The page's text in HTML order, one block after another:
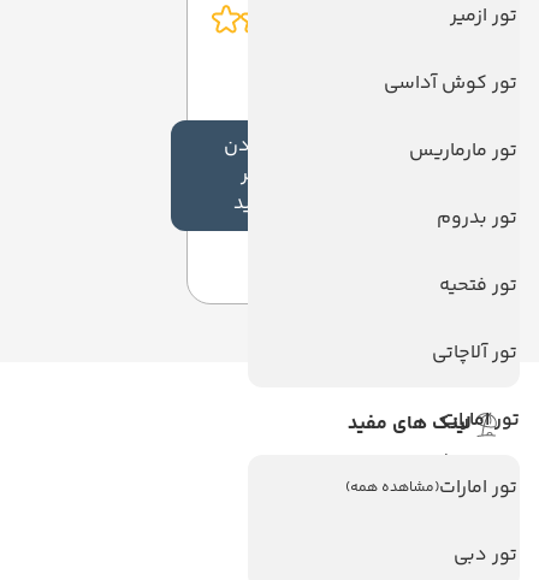
تور ازمیر
تور کوش آداسی
تور مارماریس
تور بدروم
تور فتحیه
تور آلاچاتی
تور امارات
تور امارات(مشاهده همه)
تور دبی
افزودن
نظر
جدید
لینک های مفید
ویزا
ویزا کانادا